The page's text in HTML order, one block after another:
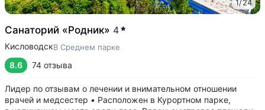
1/24
Санаторий «Родник» 4
КисловодскВ Среднем парке
8.6 74 отзыва
Лидер по отзывам о лечении и внимательном отношении
врачей и медсестер • Расположен в Курортном парке,